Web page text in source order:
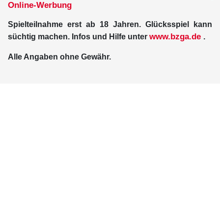
Online-Werbung
Spielteilnahme erst ab 18 Jahren. Glücksspiel kann
süchtig machen. Infos und Hilfe unter www.bzga.de .
Alle Angaben ohne Gewähr.